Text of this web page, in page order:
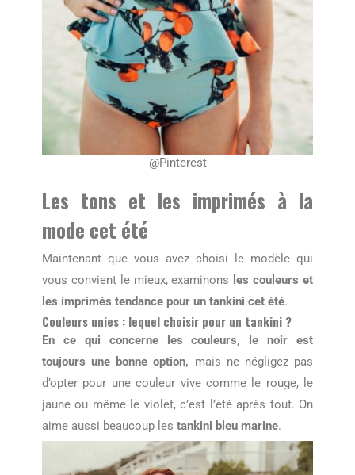
@Pinterest
Les tons et les imprimés à la
mode cet été
Maintenant que vous avez choisi le modèle qui
vous convient le mieux, examinons les couleurs et
les imprimés tendance pour un tankini cet été.
Couleurs unies : lequel choisir pour un tankini ?
En ce qui concerne les couleurs, le noir est
toujours une bonne option, mais ne négligez pas
d’opter pour une couleur vive comme le rouge, le
jaune ou même le violet, c’est l’été après tout. On
aime aussi beaucoup les tankini bleu marine.